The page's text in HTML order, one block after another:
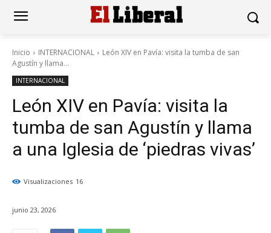
Inicio INTERNACIONAL
León XIV en Pavía: visita la tumba de san
Agustín y llama...
INTERNACIONAL
León XIV en Pavía: visita la
tumba de san Agustín y llama
a una Iglesia de ‘piedras vivas’
Visualizaciones 16
junio 23, 2026